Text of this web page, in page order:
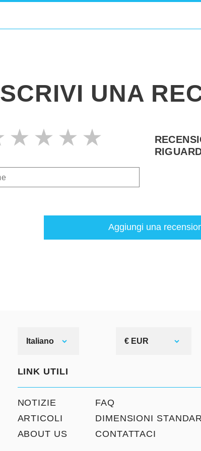
SCRIVI UNA
Aggiungi una
Italiano € EUR
LINK UTILI
NOTIZIE
ARTICOLI
ABOUT US
FAQ
DIMENSIONI
CONTATTACI